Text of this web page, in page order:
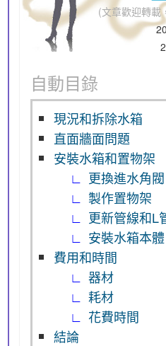
(文章歡迎轉載
自動目錄
現況和拆除水箱
直面牆面問題
安裝水箱和置物架
更換進水角閥
製作置物架
更新管線和L
安裝水箱本體
費用和時間
器材
耗材
花費時間
結論